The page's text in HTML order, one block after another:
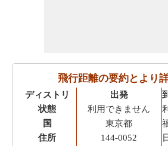
飛行距離の要約とより
ディストリ
状態
国
住所
出発
利用できません
東京都
144-0052